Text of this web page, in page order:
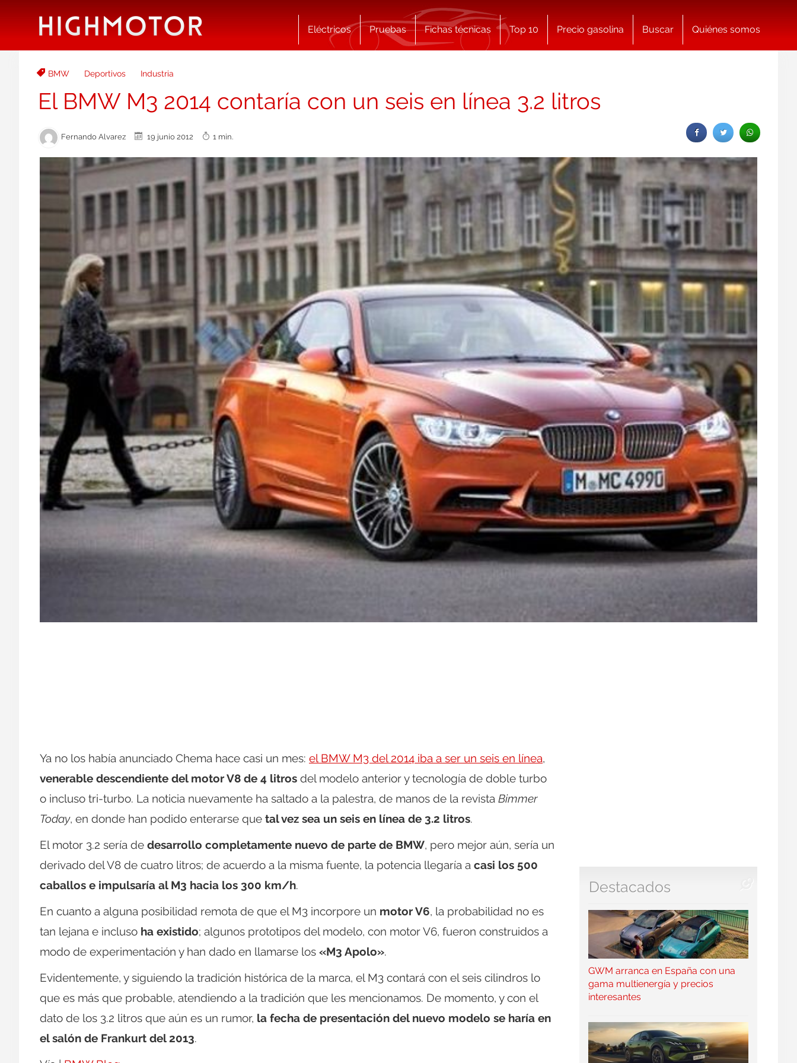
Eléctricos Pruebas Fichas técnicas Top 10 Precio gasolina Buscar Quiénes somos
BMW Deportivos Industria
El BMW M3 2014 contaría con un seis en línea 3.2 litros
Fernando Alvarez 19 junio 2012 1 min.
Ya no los había anunciado Chema hace casi un mes: el BMW M3 del 2014 iba a ser un seis en línea,
venerable descendiente del motor V8 de 4 litros del modelo anterior y tecnología de doble turbo
o incluso tri-turbo. La noticia nuevamente ha saltado a la palestra, de manos de la revista Bimmer
Today, en donde han podido enterarse que tal vez sea un seis en línea de 3.2 litros.
El motor 3.2 sería de desarrollo completamente nuevo de parte de BMW, pero mejor aún, sería un
derivado del V8 de cuatro litros; de acuerdo a la misma fuente, la potencia llegaría a casi los 500
caballos e impulsaría al M3 hacia los 300 km/h.
En cuanto a alguna posibilidad remota de que el M3 incorpore un motor V6, la probabilidad no es
tan lejana e incluso ha existido; algunos prototipos del modelo, con motor V6, fueron construidos a
modo de experimentación y han dado en llamarse los «M3 Apolo».
Evidentemente, y siguiendo la tradición histórica de la marca, el M3 contará con el seis cilindros lo
que es más que probable, atendiendo a la tradición que les mencionamos. De momento, y con el
dato de los 3.2 litros que aún es un rumor, la fecha de presentación del nuevo modelo se haría en
el salón de Frankurt del 2013.
Destacados
GWM arranca en España con una
gama multienergía y precios
interesantes